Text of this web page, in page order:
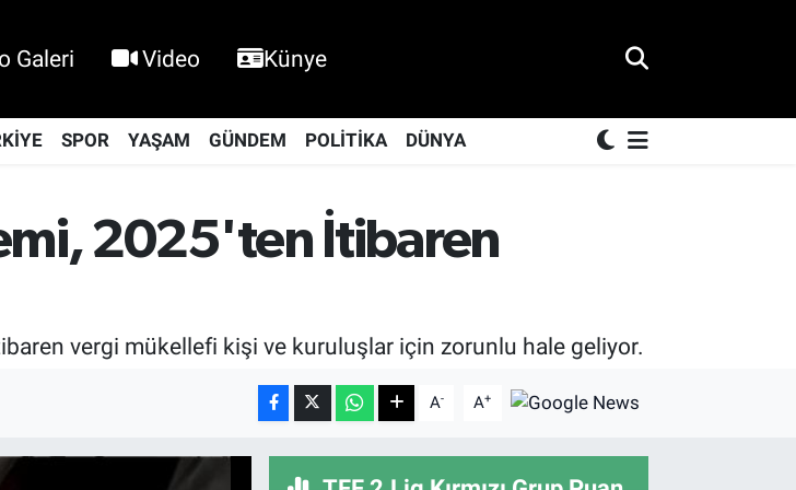
Galeri Video Künye
SPOR YAŞAM GÜNDEM POLİTİKA DÜNYA
2025'ten İtibaren
vergi mükellefi kişi ve kuruluşlar için zorunlu hale geliyor.
A- A+